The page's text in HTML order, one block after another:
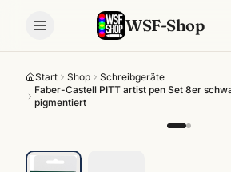
WSF-Shop
Start Shop
Schreibgeräte
Faber-Castell PITT artist pen Set 8er
pigmentiert